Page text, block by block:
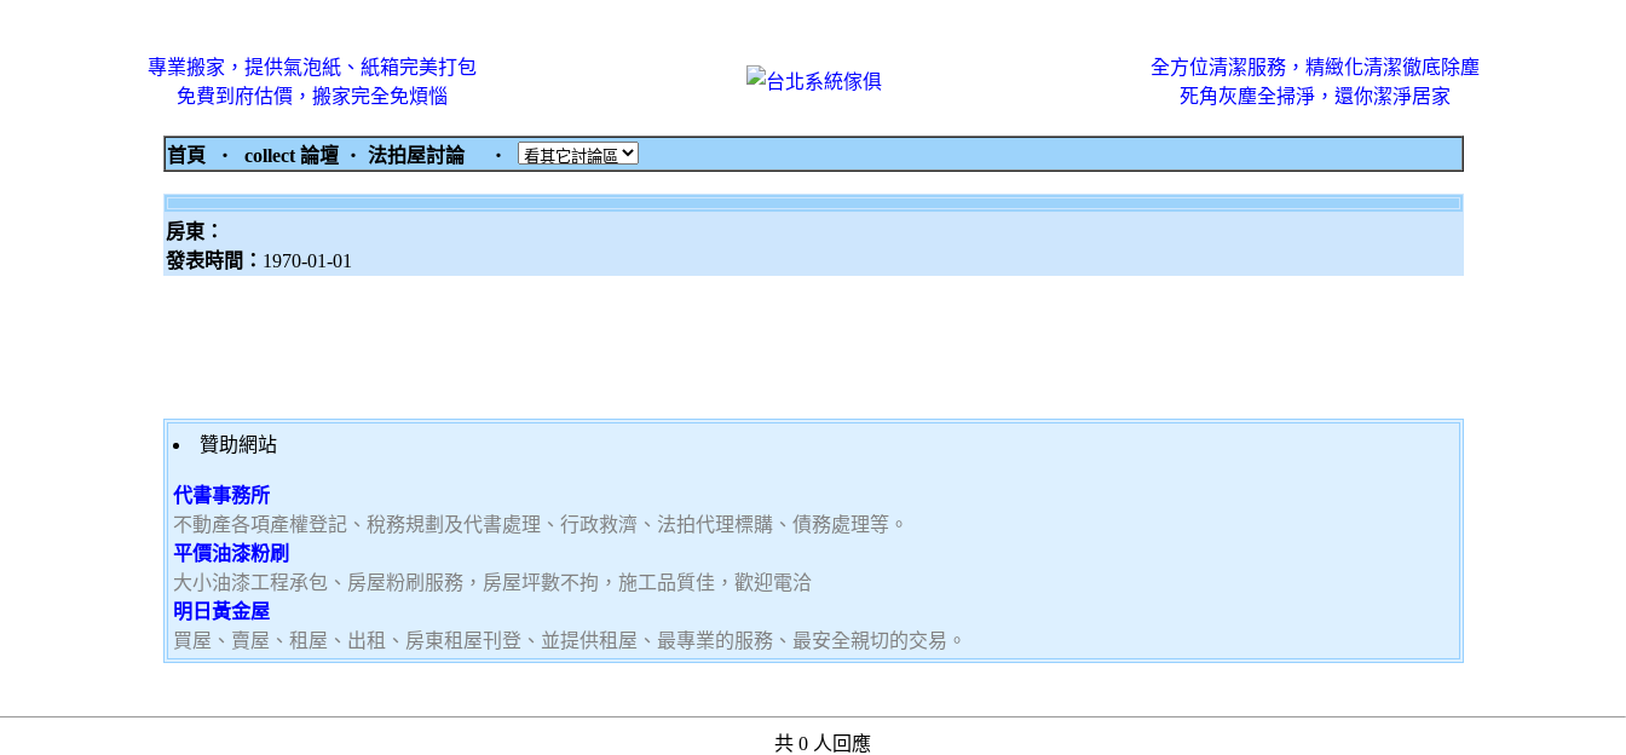
專業搬家，提供氣泡紙、紙箱完美打包
免費到府估價，搬家完全免煩惱
全方位清潔服務，精緻化清潔徹底除塵
死角灰塵全掃淨，還你潔淨居家
首頁 ‧ collect 論壇 ‧ 法拍屋討論 ‧
房東：
發表時間： 1970-01-01
贊助網站
代書事務所
不動產各項產權登記、稅務規劃及代書處理、行政救濟、法拍代理標購、債務處理等。
平價油漆粉刷
大小油漆工程承包、房屋粉刷服務，房屋坪數不拘，施工品質佳，歡迎電洽
明日黃金屋
買屋、賣屋、租屋、出租、房東租屋刊登、並提供租屋、最專業的服務、最安全親切的交易。
共 0 人回應